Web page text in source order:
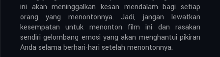
ini akan meninggalkan kesan mendalam bagi setiap
orang yang menontonnya. Jadi, jangan lewatkan
kesempatan untuk menonton film ini dan rasakan
sendiri gelombang emosi yang akan menghantui pikiran
Anda selama berhari-hari setelah menontonnya.